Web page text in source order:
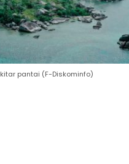
pantai (F-Diskominfo)